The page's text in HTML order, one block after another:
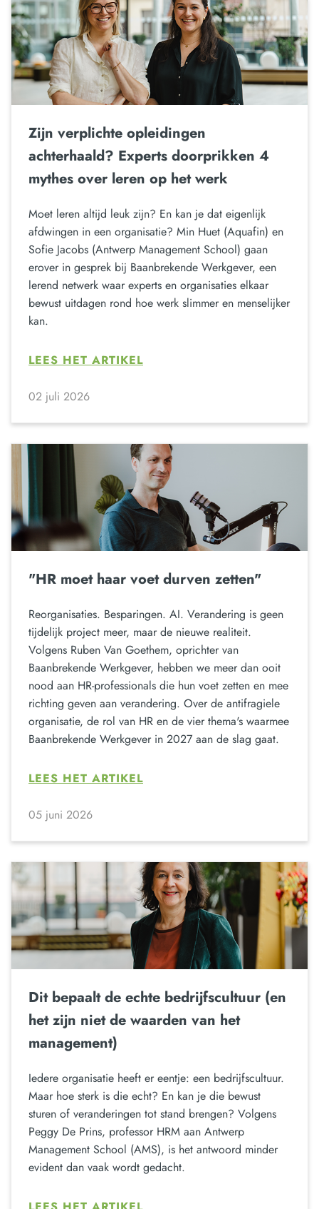
Zijn verplichte opleidingen
achterhaald? Experts doorprikken 4
mythes over leren op het werk
Moet leren altijd leuk zijn? En kan je dat eigenlijk
afdwingen in een organisatie? Min Huet (Aquafin) en
Sofie Jacobs (Antwerp Management School) gaan
erover in gesprek bij Baanbrekende Werkgever, een
lerend netwerk waar experts en organisaties elkaar
bewust uitdagen rond hoe werk slimmer en menselijker
kan.
LEES HET ARTIKEL
02 juli 2026
"HR moet haar voet durven zetten"
Reorganisaties. Besparingen. AI. Verandering is geen
tijdelijk project meer, maar de nieuwe realiteit.
Volgens Ruben Van Goethem, oprichter van
Baanbrekende Werkgever, hebben we meer dan ooit
nood aan HR-professionals die hun voet zetten en mee
richting geven aan verandering. Over de antifragiele
organisatie, de rol van HR en de vier thema's waarmee
Baanbrekende Werkgever in 2027 aan de slag gaat.
LEES HET ARTIKEL
05 juni 2026
Dit bepaalt de echte bedrijfscultuur (en
het zijn niet de waarden van het
management)
Iedere organisatie heeft er eentje: een bedrijfscultuur.
Maar hoe sterk is die echt? En kan je die bewust
sturen of veranderingen tot stand brengen? Volgens
Peggy De Prins, professor HRM aan Antwerp
Management School (AMS), is het antwoord minder
evident dan vaak wordt gedacht.